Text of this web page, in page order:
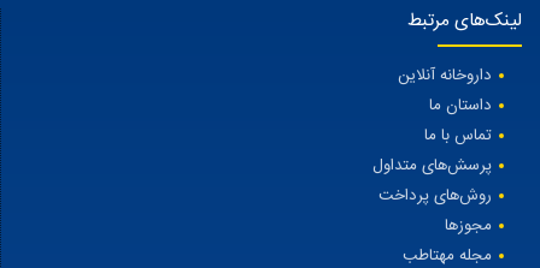
لینک‌های مرتبط
داروخانه آنلاین
داستان ما
تماس با ما
پرسش‌های متداول
روش‌های پرداخت
مجوزها
مجله مهتاطب